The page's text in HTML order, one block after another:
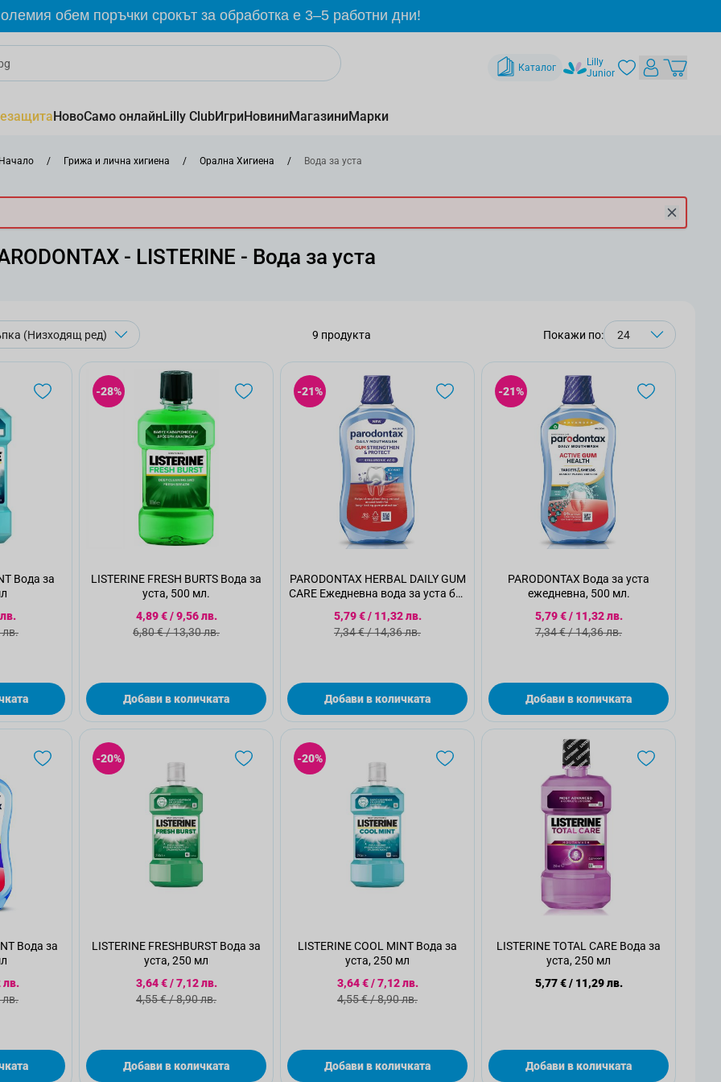
обем поръчки срокът за обработка е 3–5 работни дни!
Каталог
Lilly
Junior
НовоСамо онлайнLilly ClubИгриНовиниМагазиниМарки
/ Грижа и лична хигиена / Орална Хигиена / Вода за уста
- LISTERINE - Вода за уста
9 продукта Покажи по:
Вода за
цена
лв.
-28%
LISTERINE FRESH BURTS Вода за
уста, 500 мл.
Специална цена
4,89 €/9,56 лв.
Стандартна цена
6,80 €/13,30 лв.
Добави в количката
-21%
PARODONTAX HERBAL DAILY GUM
CARE Ежедневна вода за уста без
Специална цена
5,79 €/ 11,32 лв.
Стандартна цена
7,34 €/14,36 лв.
Добави в количката
-21%
PARODONTAX Вода за уста
ежедневна, 500 мл.
Специална цена
5,79 €/ 11,32 лв.
Стандартна цена
7,34 €/14,36 лв.
Добави в количката
Вода за
лв.
цена
лв.
-20%
LISTERINE FRESHBURST Вода за
уста, 250 мл
Специална цена
3,64 €/7,12 лв.
Стандартна цена
4,55 €/8,90 лв.
Добави в количката
-20%
LISTERINE COOL MINT Вода за
уста, 250 мл
Специална цена
3,64 €/7,12 лв.
Стандартна цена
4,55 €/8,90 лв.
Добави в количката
LISTERINE TOTAL CARE Вода за
уста, 250 мл
5,77 €/ 11,29 лв.
Добави в количката